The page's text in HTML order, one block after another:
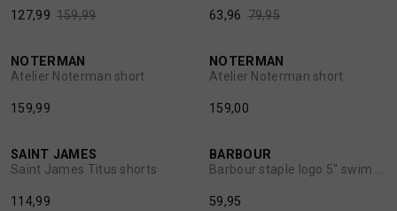
HOEDEN
JASSEN
JEANS
JUMPSUITS
OVERHEMDEN
OVERSHIRTS
POLO'S
SCHOENEN EN REGENLAARZEN
127,99 159,99 63,96 79,95
1 /2
NOTERMAN
Atelier Noterman short
159,99
1 /2
NOTERMAN
Atelier Noterman short
159,00
1/2
SAINT JAMES
Saint James Titus shorts
114,99
1/2
BARBOUR
59,95